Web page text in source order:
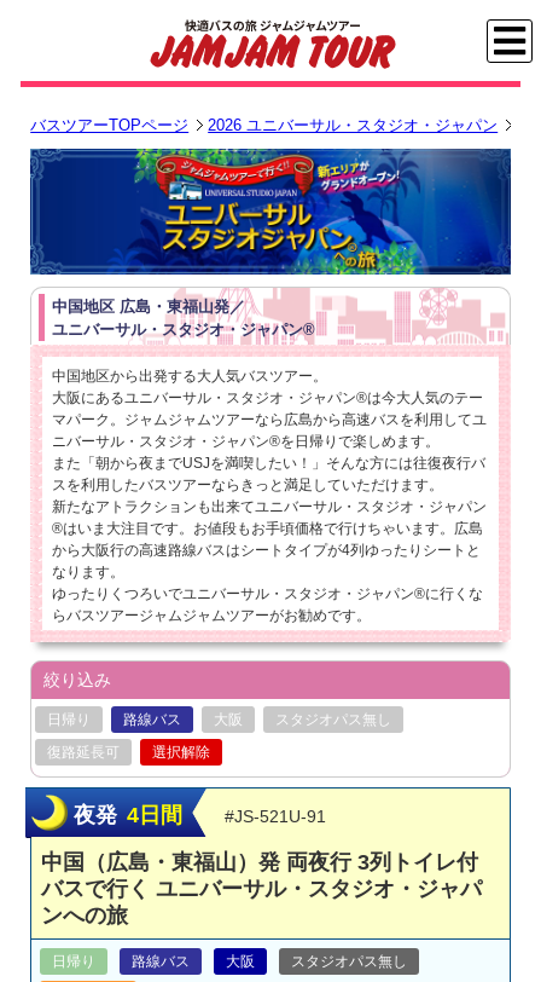
バスツアーTOPページ 2026 ユニバーサル・スタジオ・ジャパン
中国地区 広島・東福山発／
ユニバーサル・スタジオ・ジャパン®
中国地区から出発する大人気バスツアー。
大阪にあるユニバーサル・スタジオ・ジャパン®は今大人気のテー
マパーク。ジャムジャムツアーなら広島から高速バスを利用してユ
ニバーサル・スタジオ・ジャパン®を日帰りで楽しめます。
また「朝から夜までUSJを満喫したい！」そんな方には往復夜行バ
スを利用したバスツアーならきっと満足していただけます。
新たなアトラクションも出来てユニバーサル・スタジオ・ジャパン
®はいま大注目です。お値段もお手頃価格で行けちゃいます。広島
から大阪行の高速路線バスはシートタイプが4列ゆったりシートと
なります。
ゆったりくつろいでユニバーサル・スタジオ・ジャパン®に行くな
らバスツアージャムジャムツアーがお勧めです。
絞り込み
日帰り 路線バス 大阪
スタジオパス無し
復路延長可
選択解除
夜発 4日間 #JS-521U-91
中国（広島・東福山）発 両夜行 3列トイレ付
バスで行く ユニバーサル・スタジオ・ジャパ
ンへの旅
日帰り 路線バス 大阪
スタジオパス無し